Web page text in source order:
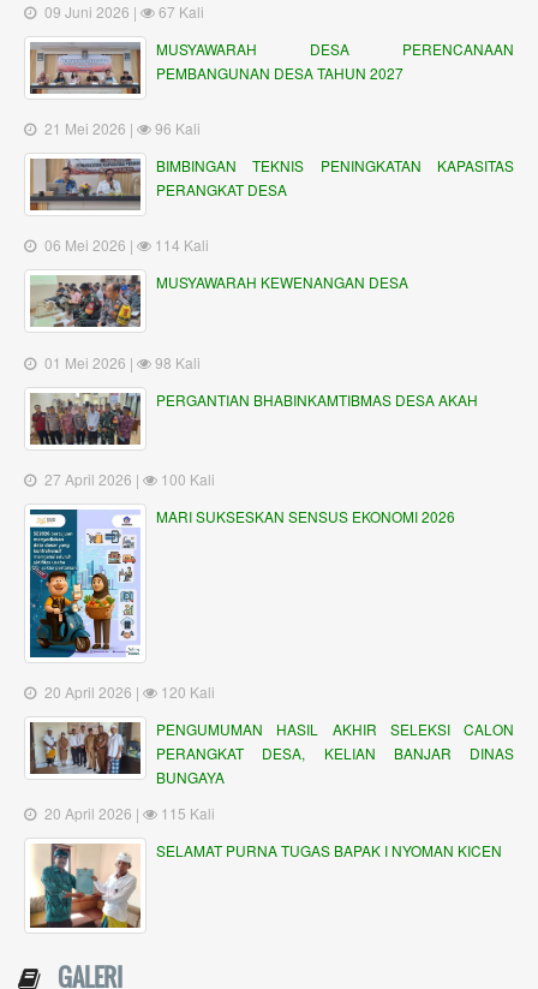
09 Juni 2026 |
67 Kali
MUSYAWARAH DESA PERENCANAAN
PEMBANGUNAN DESA TAHUN 2027
21 Mei 2026 |
96 Kali
BIMBINGAN TEKNIS PENINGKATAN KAPASITAS
PERANGKAT DESA
06 Mei 2026 |
114 Kali
MUSYAWARAH KEWENANGAN DESA
01 Mei 2026 |
98 Kali
PERGANTIAN BHABINKAMTIBMAS DESA AKAH
27 April 2026 |
100 Kali
MARI SUKSESKAN SENSUS EKONOMI 2026
20 April 2026 |
120 Kali
PENGUMUMAN HASIL AKHIR SELEKSI CALON
PERANGKAT DESA, KELIAN BANJAR DINAS
BUNGAYA
20 April 2026 |
115 Kali
SELAMAT PURNA TUGAS BAPAK I NYOMAN KICEN
GALERI